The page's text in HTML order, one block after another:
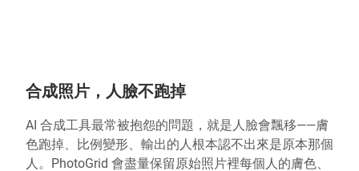
合成照片，人臉不跑掉
AI 合成工具最常被抱怨的問題，就是人臉會飄移——膚
色跑掉、比例變形、輸出的人根本認不出來是原本那個
人。PhotoGrid 會盡量保留原始照片裡每個人的膚色、